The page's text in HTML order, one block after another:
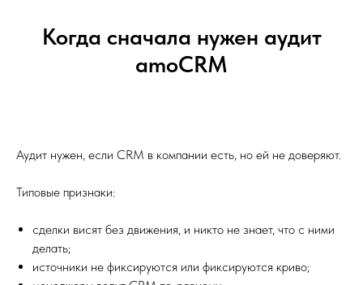
Когда сначала нужен аудит
amoCRM
Аудит нужен, если CRM в компании есть, но ей не доверяют.
Типовые признаки:
сделки висят без движения, и никто не знает, что с ними
делать;
источники не фиксируются или фиксируются криво;